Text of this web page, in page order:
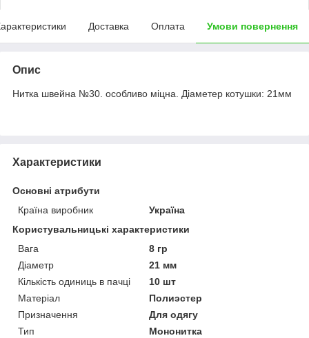
Доставка Оплата Умови повернення
Опис
Нитка швейна №30. особливо міцна. Діаметер котушки: 21мм
Характеристики
Основні атрибути
Країна виробник
Україна
Користувальницькі характеристики
Вага
8 гр
Діаметр
21 мм
Кількість одиниць в пачці
10 шт
Матеріал
Полиэстер
Призначення
Для одягу
Тип
Мононитка